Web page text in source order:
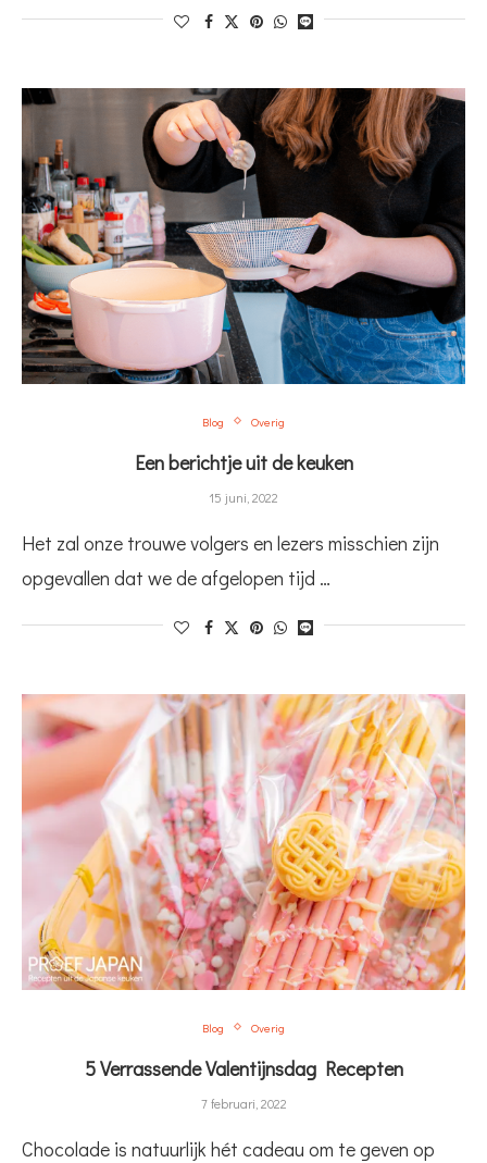
Blog Overig
Een berichtje uit de keuken
15 juni, 2022
Het zal onze trouwe volgers en lezers misschien zijn
opgevallen dat we de afgelopen tijd …
Blog Overig
5 Verrassende Valentijnsdag Recepten
7 februari, 2022
Chocolade is natuurlijk hét cadeau om te geven op